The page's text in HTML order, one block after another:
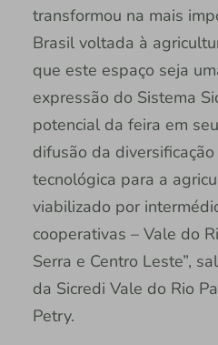
transformou na mais
Brasil voltada à
que este espaço seja
expressão do Sistema
potencial da feira em
difusão da
tecnológica para a
viabilizado por
cooperativas – Vale do
Serra e Centro Leste”,
da Sicredi Vale do Rio
Petry.